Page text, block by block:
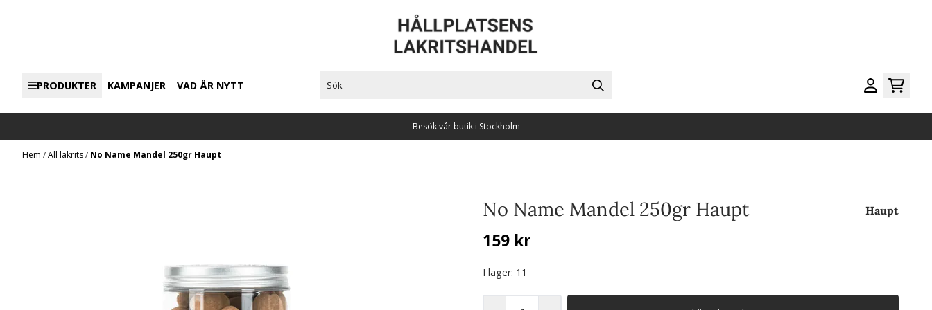
PRODUKTER KAMPANJER VAD ÄR NYTT
Besök vår butik i Stockholm
Hem /All lakrits/ No Name Mandel 250gr Haupt
No Name Mandel 250gr Haupt Haupt
159 kr
I lager: 11